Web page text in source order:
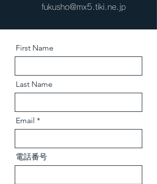
fukusho@mx5.tiki.ne.jp
First Name
Last Name
Email
電話番号